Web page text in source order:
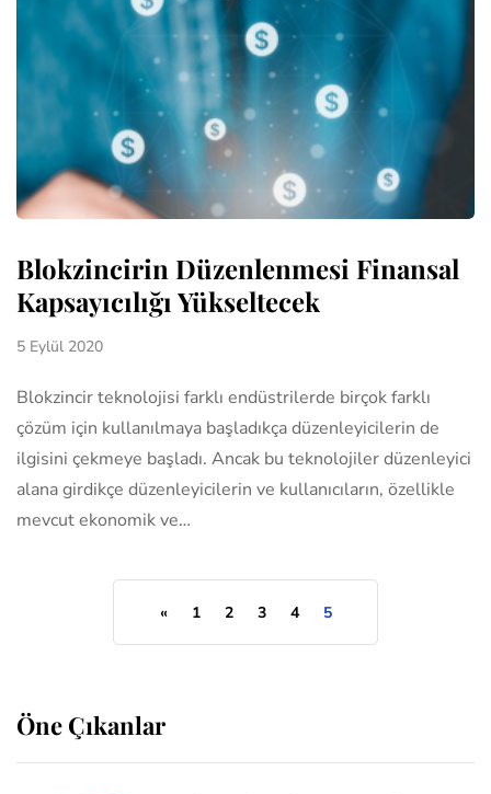
Blokzincirin Düzenlenmesi Finansal
Kapsayıcılığı Yükseltecek
5 Eylül 2020
Blokzincir teknolojisi farklı endüstrilerde birçok farklı
çözüm için kullanılmaya başladıkça düzenleyicilerin de
ilgisini çekmeye başladı. Ancak bu teknolojiler düzenleyici
alana girdikçe düzenleyicilerin ve kullanıcıların, özellikle
mevcut ekonomik ve…
« 1 2 3 4 5
Öne Çıkanlar